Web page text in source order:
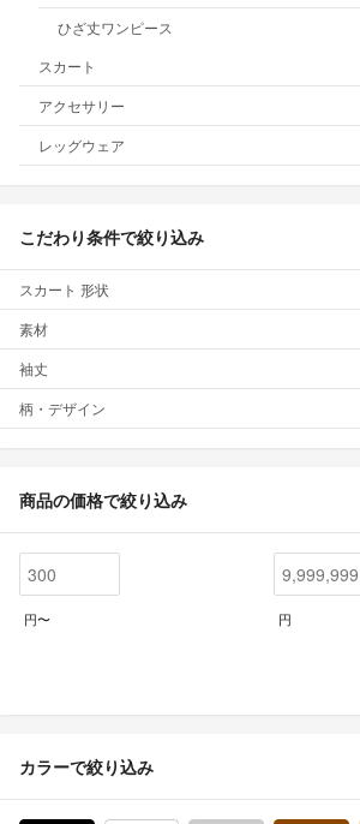
ひざ丈ワンピース
スカート
アクセサリー
レッグウェア
こだわり条件で絞り込み
スカート 形状
素材
袖丈
柄・デザイン
商品の価格で絞り込み
円〜 円
カラーで絞り込み